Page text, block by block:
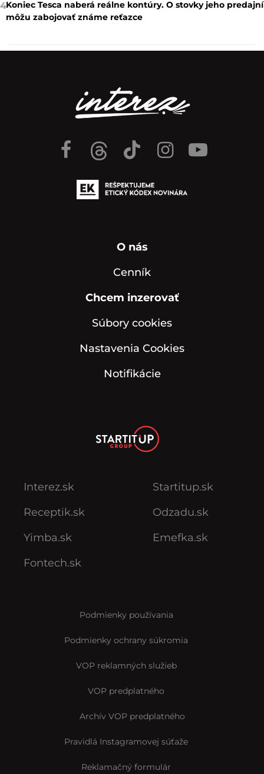
4Koniec Tesca naberá reálne kontúry. O stovky jeho predajní
môžu zabojovať známe reťazce
O nás
Cenník
Chcem inzerovať
Súbory cookies
Nastavenia Cookies
Notifikácie
Interez.sk
Receptik.sk
Yimba.sk
Fontech.sk
Startitup.sk
Odzadu.sk
Emefka.sk
Podmienky používania
Podmienky ochrany súkromia
VOP reklamných služieb
VOP predplatného
Archív VOP predplatného
Pravidlá Instagramovej súťaže
Reklamačný formulár